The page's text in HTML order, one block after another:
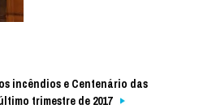
incêndios e Centenário das
trimestre de 2017